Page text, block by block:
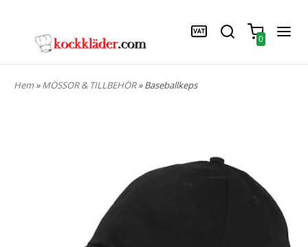
0
Hem»MÖSSOR & TILLBEHÖR» Baseballkeps